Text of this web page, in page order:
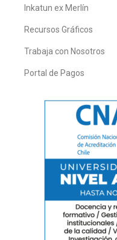
Inkatun ex Merlín
Recursos Gráficos
Trabaja con Nosotros
Portal de Pagos